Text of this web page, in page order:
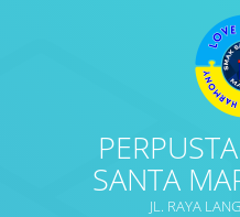
SANTA
JL. RAYA